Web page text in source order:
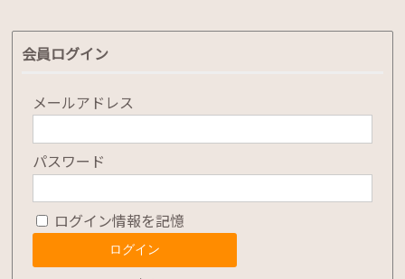
会員ログイン
メールアドレス
パスワード
ログイン情報を記憶